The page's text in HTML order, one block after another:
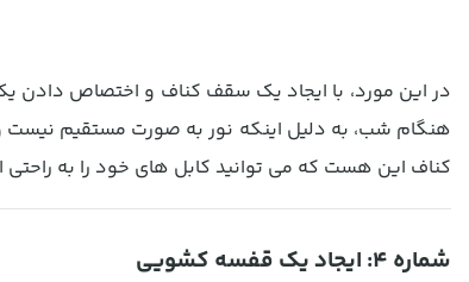
هنگام شب، به دلیل اینکه نور به صورت مستقیم نیست و
کناف این هست که می توانید کابل های خود را به راحتی
شماره 4: ایجاد یک قفسه کشویی